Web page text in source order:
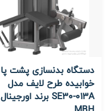
دستگاه بدنسازی پشت پا
خوابیده طرح لایف مدل
SE30-013A برند اورجینال